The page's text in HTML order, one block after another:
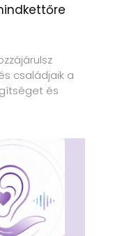
családjaik a
és